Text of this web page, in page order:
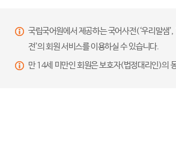
국립국어원에서 제공하는 국어사전(‘우리말샘
전’의 회원 서비스를 이용하실 수 있습니다.
만 14세 미만인 회원은 보호자(법정대리인)의